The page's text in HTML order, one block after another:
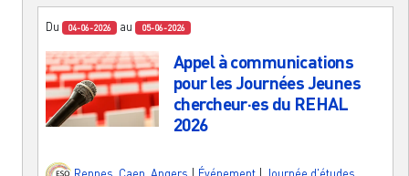
Du 04-06-2026 au 05-06-2026
Appel à communications
pour les Journées Jeunes
chercheur·es du REHAL
2026